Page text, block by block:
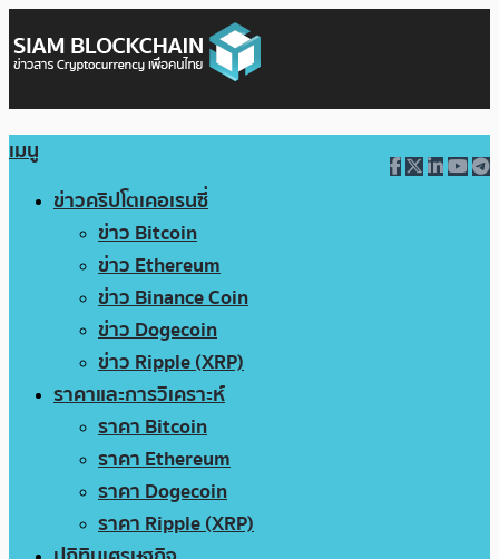
เมนู
ข่าวคริปโตเคอเรนซี่
ข่าว Bitcoin
ข่าว Ethereum
ข่าว Binance Coin
ข่าว Dogecoin
ข่าว Ripple (XRP)
ราคาและการวิเคราะห์
ราคา Bitcoin
ราคา Ethereum
ราคา Dogecoin
ราคา Ripple (XRP)